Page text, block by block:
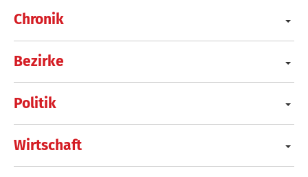
Chronik
Bezirke
Politik
Wirtschaft